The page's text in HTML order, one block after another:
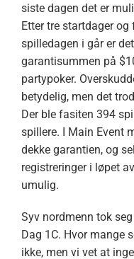
siste dagen det er
Etter tre startdager
spilledagen i går er
garantisummen på
partypoker.
betydelig, men det
Der ble fasiten 394
spillere. I Main Event
dekke garantien, og
registreringer i løpet
umulig.
Syv nordmenn tok
Dag 1C. Hvor mange
ikke, men vi vet at